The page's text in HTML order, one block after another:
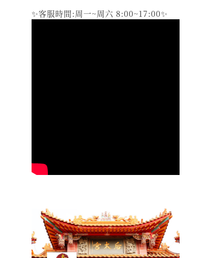
✨客服時間:周一~周六 8:00~17:00✨